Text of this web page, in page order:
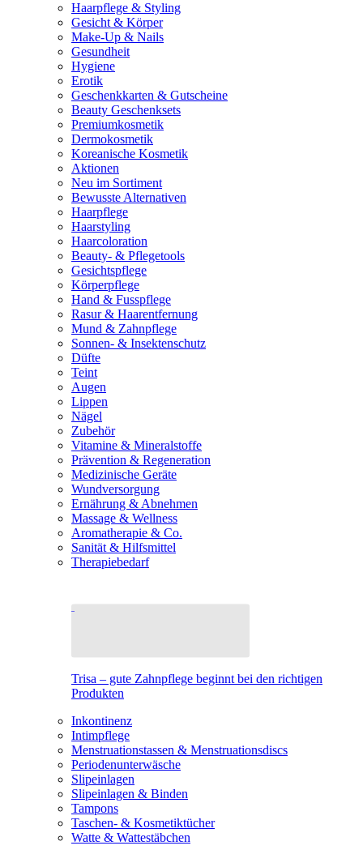
Haarpflege & Styling
Gesicht & Körper
Make-Up & Nails
Gesundheit
Hygiene
Erotik
Geschenkkarten & Gutscheine
Beauty Geschenksets
Premiumkosmetik
Dermokosmetik
Koreanische Kosmetik
Aktionen
Neu im Sortiment
Bewusste Alternativen
Haarpflege
Haarstyling
Haarcoloration
Beauty- & Pflegetools
Gesichtspflege
Körperpflege
Hand & Fusspflege
Rasur & Haarentfernung
Mund & Zahnpflege
Sonnen- & Insektenschutz
Düfte
Teint
Augen
Lippen
Nägel
Zubehör
Vitamine & Mineralstoffe
Prävention & Regeneration
Medizinische Geräte
Wundversorgung
Ernährung & Abnehmen
Massage & Wellness
Aromatherapie & Co.
Sanität & Hilfsmittel
Therapiebedarf
Trisa – gute Zahnpflege beginnt bei den richtigen
Produkten
Inkontinenz
Intimpflege
Menstruationstassen & Menstruationsdiscs
Periodenunterwäsche
Slipeinlagen
Slipeinlagen & Binden
Tampons
Taschen- & Kosmetiktücher
Watte & Wattestäbchen